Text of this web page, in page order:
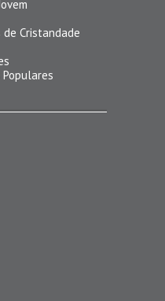
Cristandade